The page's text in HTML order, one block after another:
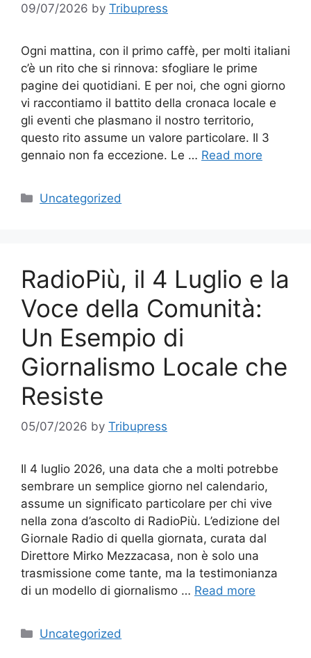
09/07/2026 by Tribupress
Ogni mattina, con il primo caffè, per molti italiani
c’è un rito che si rinnova: sfogliare le prime
pagine dei quotidiani. E per noi, che ogni giorno
vi raccontiamo il battito della cronaca locale e
gli eventi che plasmano il nostro territorio,
questo rito assume un valore particolare. Il 3
gennaio non fa eccezione. Le … Read more
Categories
Uncategorized
RadioPiù, il 4 Luglio e la
Voce della Comunità:
Un Esempio di
Giornalismo Locale che
Resiste
05/07/2026 by Tribupress
Il 4 luglio 2026, una data che a molti potrebbe
sembrare un semplice giorno nel calendario,
assume un significato particolare per chi vive
nella zona d’ascolto di RadioPiù. L’edizione del
Giornale Radio di quella giornata, curata dal
Direttore Mirko Mezzacasa, non è solo una
trasmissione come tante, ma la testimonianza
di un modello di giornalismo … Read more
Categories
Uncategorized